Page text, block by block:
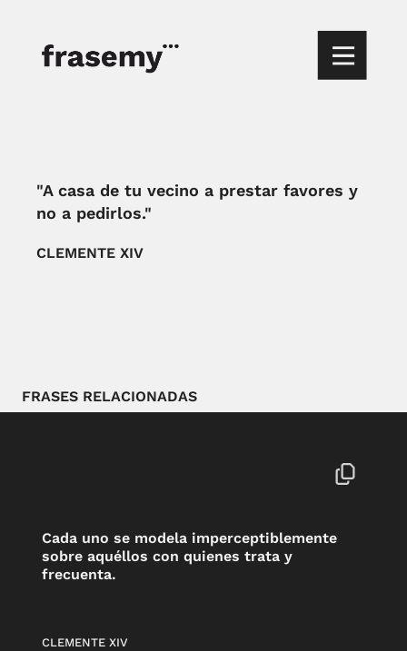
"A casa de tu vecino a prestar favores y
no a pedirlos."
CLEMENTE XIV
FRASES RELACIONADAS
Cada uno se modela imperceptiblemente
sobre aquéllos con quienes trata y
frecuenta.
CLEMENTE XIV